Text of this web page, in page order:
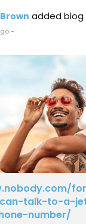
08h3jeXnCvI...
added blog
-
talk-to-a-
number/